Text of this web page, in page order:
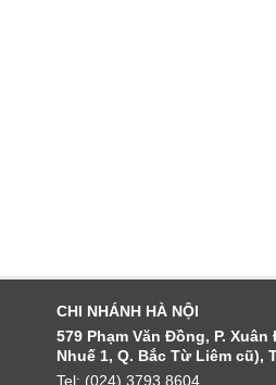
CHI NHÁNH HÀ NỘI
579 Phạm Văn Đồng, P. Xuân
Nhuế 1, Q. Bắc Từ Liêm cũ),
Tel: (024) 3793 8604